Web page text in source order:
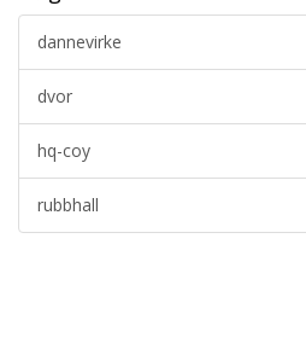
dannevirke
dvor
hq-coy
rubbhall